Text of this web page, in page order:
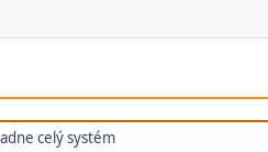
celý systém